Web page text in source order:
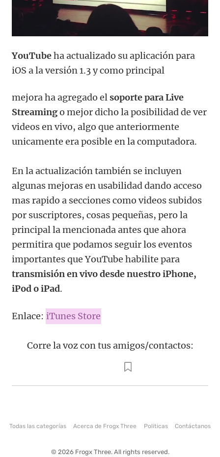
YouTubeha actualizado su aplicación para
iOS a la versión 1.3 y como principal
mejora ha agregado el soporte para Live
Streamingo mejor dicho la posibilidad de ver
videos en vivo, algo que anteriormente
unicamente era posible en la computadora.
En la actualización también se incluyen
algunas mejoras en usabilidad dando acceso
mas rapido a secciones como videos subidos
por suscriptores, cosas pequeñas, pero la
principal la mencionada antes que ahora
permitira que podamos seguir los eventos
importantes que YouTube habilite para
transmisión en vivo desde nuestro iPhone,
iPod o iPad.
Enlace: iTunes Store
Corre la voz con tus amigos/contactos:
Todas las categorías Acerca de Frogx Three Politicas Contáctanos
© 2026 Frogx Three. All rights reserved.